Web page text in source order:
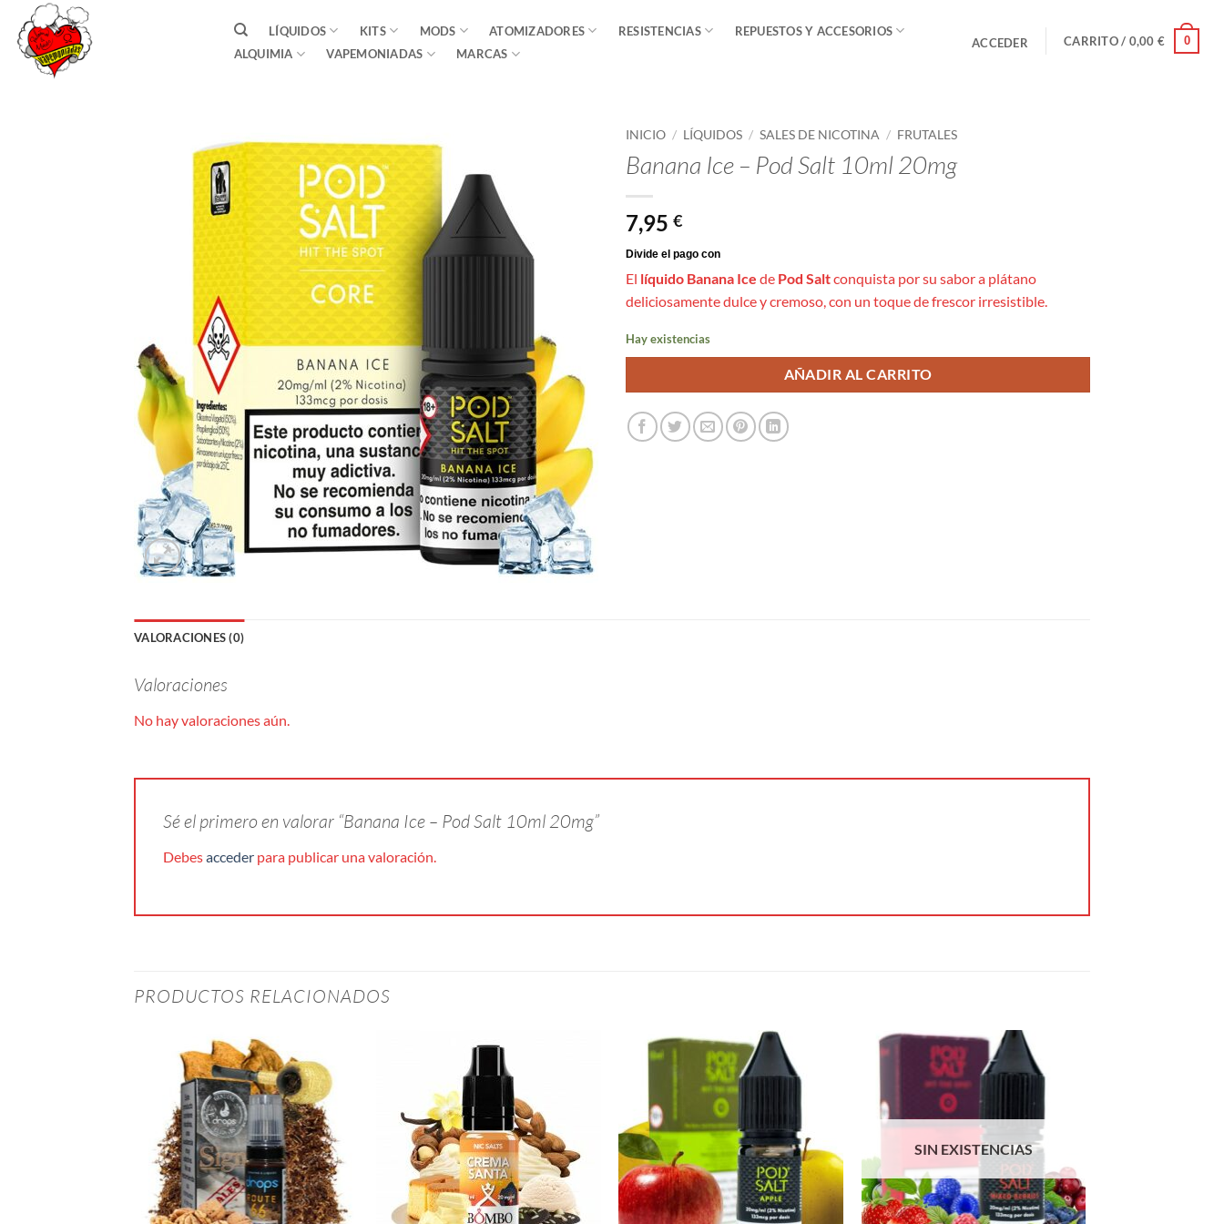
Saltar
contenido
LÍQUIDOS KITS MODS ATOMIZADORES RESISTENCIAS
REPUESTOS Y ACCESORIOS
ALQUIMIA
VAPEMONIADAS MARCAS
ACCEDER CARRITO / 0,00 € 0
INICIO / LÍQUIDOS / SALES DE NICOTINA / FRUTALES
Banana Ice – Pod Salt 10ml 20mg
7,95 €
El líquido Banana Ice de Pod Saltconquista por su sabor a plátano
deliciosamente dulce y cremoso, con un toque de frescor irresistible.
Hay existencias
AÑADIR AL CARRITO
VALORACIONES (0)
Valoraciones
No hay valoraciones aún.
Sé el primero en valorar “Banana Ice – Pod Salt 10ml 20mg”
Debesacceder para publicar una valoración.
PRODUCTOS RELACIONADOS
SIN EXISTENCIAS